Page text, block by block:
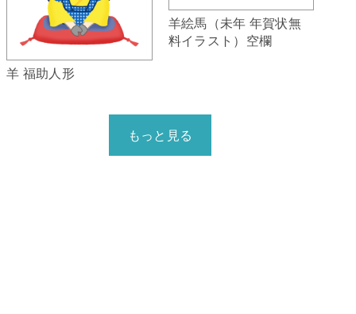
羊 福助人形
羊絵馬（未年 年賀状無
料イラスト）空欄
もっと見る